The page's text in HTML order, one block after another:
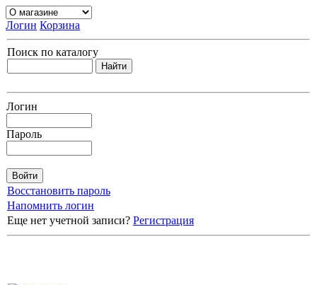
Логин Корзина
Поиск по каталогу
Логин
Пароль
Восстановить пароль
Напомнить логин
Еще нет учетной записи? Регистрация